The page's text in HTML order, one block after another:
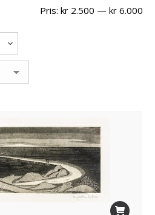
Pris: kr 2.500 — kr 6.000